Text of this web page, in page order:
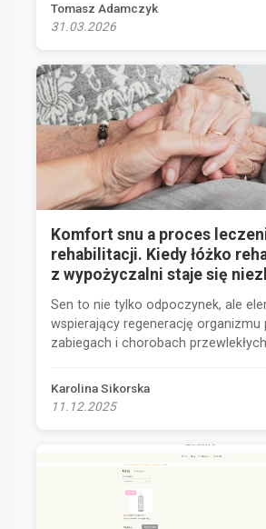
Tomasz Adamczyk
31.03.2026
Komfort snu a proces
rehabilitacji. Kiedy łóżko
z wypożyczalni staje się
Sen to nie tylko odpoczynek, ale
wspierający regenerację organizmu
zabiegach i chorobach
Karolina Sikorska
11.12.2025